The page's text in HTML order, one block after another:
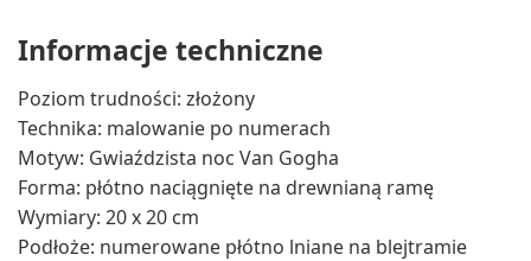
Informacje techniczne
Poziom trudności: złożony
Technika: malowanie po numerach
Motyw: Gwiaździsta noc Van Gogha
Forma: płótno naciągnięte na drewnianą ramę
Wymiary: 20 x 20 cm
Podłoże: numerowane płótno lniane na blejtramie